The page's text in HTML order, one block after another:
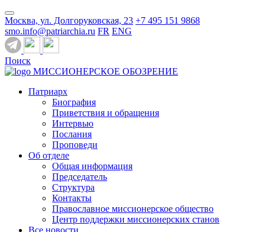
Москва, ул. Долгоруковская, 23 +7 495 151 9868
smo.info@patriarchia.ru FR ENG
Поиск
МИССИОНЕРСКОЕ ОБОЗРЕНИЕ
Патриарх
Биография
Приветствия и обращения
Интервью
Послания
Проповеди
Об отделе
Общая информация
Председатель
Структура
Контакты
Православное миссионерское общество
Центр поддержки миссионерских станов
Все новости